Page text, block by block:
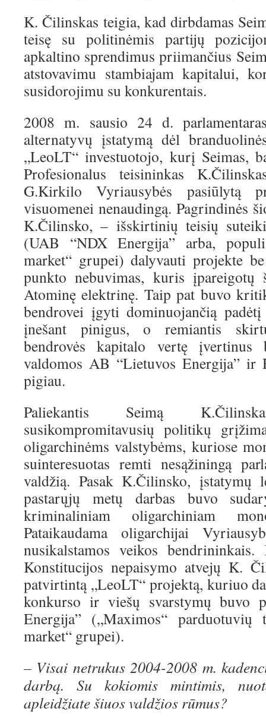
K. Čilinskas teigia, kad dirbdamas
teisę su politinėmis partijų
apkaltino sprendimus priimančius
atstovavimu stambiajam kapitalui,
susidorojimu su konkurentais.
2008 m. sausio 24 d.
alternatyvų įstatymą dėl
„LeoLT“ investuotojo, kurį Seimas,
Profesionalus teisininkas
G.Kirkilo Vyriausybės pasiūlytą
visuomenei nenaudingą. Pagrindinės
K.Čilinsko, – išskirtinių teisių
(UAB “NDX Energija” arba,
market“ grupei) dalyvauti projekte
punkto nebuvimas, kuris įpareigotų
Atominę elektrinę. Taip pat buvo
bendrovei įgyti dominuojančią
įnešant pinigus, o remiantis
bendrovės kapitalo vertę įvertinus
valdomos AB “Lietuvos Energija” ir
pigiau.
Paliekantis Seimą
susikompromitavusių politikų
oligarchinėms valstybėms, kuriose
suinteresuotas remti nesąžiningą
valdžią. Pasak K.Čilinsko, įstatymų
pastarųjų metų darbas buvo
kriminaliniam oligarchiniam
Pataikaudama oligarchijai
nusikalstamos veikos
Konstitucijos nepaisymo atvejų K.
patvirtintą „LeoLT“ projektą, kuriuo
konkurso ir viešų svarstymų buvo
Energija” („Maximos“
market“ grupei).
– Visai netrukus 2004-2008 m.
darbą. Su kokiomis mintimis,
apleidžiate šiuos valdžios rūmus?